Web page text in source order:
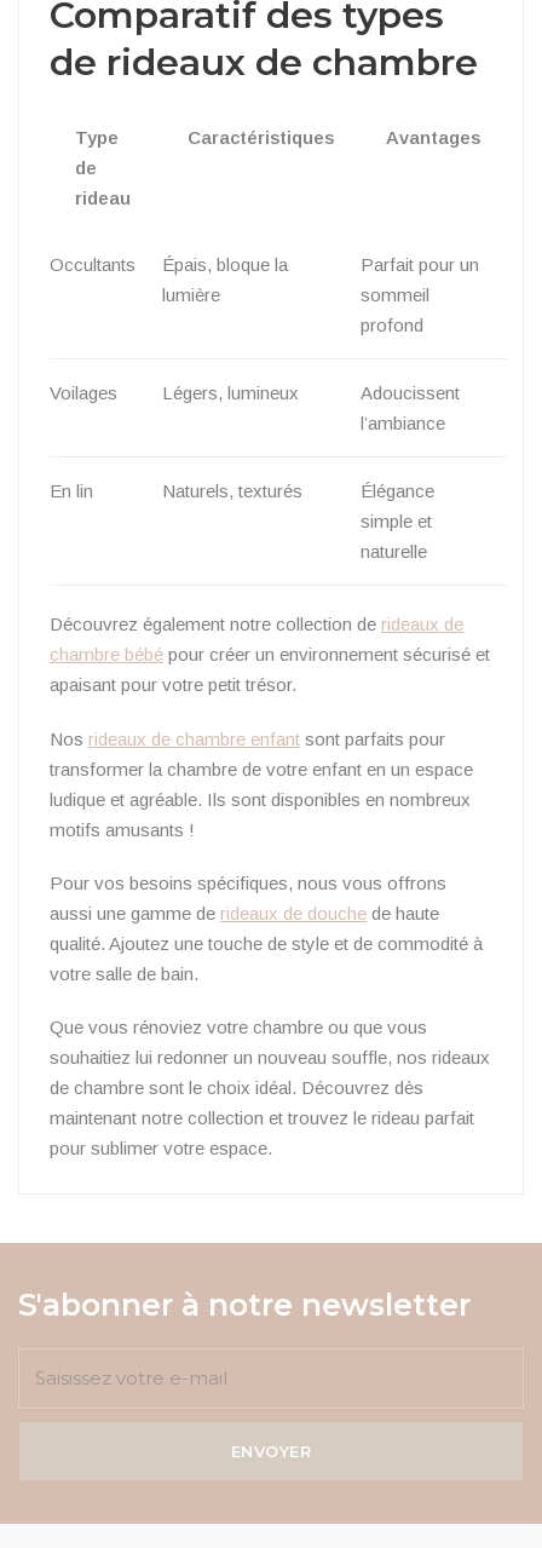
Comparatif des types
de rideaux de chambre
Type
de
rideau
Caractéristiques Avantages
Occultants
Épais, bloque la
lumière
Parfait pour un
sommeil
profond
Voilages Légers, lumineux
Adoucissent
l’ambiance
En lin Naturels, texturés
Élégance
simple et
naturelle
Découvrez également notre collection de rideaux de
chambre bébé pour créer un environnement sécurisé et
apaisant pour votre petit trésor.
Nos rideaux de chambre enfant sont parfaits pour
transformer la chambre de votre enfant en un espace
ludique et agréable. Ils sont disponibles en nombreux
motifs amusants !
Pour vos besoins spécifiques, nous vous offrons
aussi une gamme de rideaux de douche de haute
qualité. Ajoutez une touche de style et de commodité à
votre salle de bain.
Que vous rénoviez votre chambre ou que vous
souhaitiez lui redonner un nouveau souffle, nos rideaux
de chambre sont le choix idéal. Découvrez dès
maintenant notre collection et trouvez le rideau parfait
pour sublimer votre espace.
S'abonner à notre newsletter
ENVOYER